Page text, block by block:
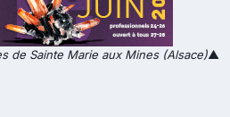
de Sainte Marie aux Mines (Alsace)▲